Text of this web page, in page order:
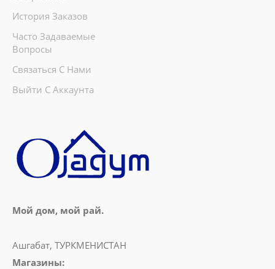
История Заказов
Часто Задаваемые
Вопросы
Связаться С Нами
Выйти С Аккаунта
Мой дом, мой рай.
Ашгабат, ТУРКМЕНИСТАН
Магазины: